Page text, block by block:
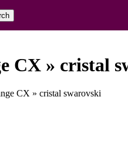
CX » cristal
CX » cristal swarovski